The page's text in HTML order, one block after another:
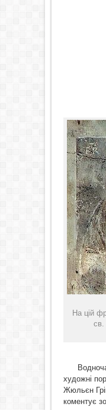
На цій
св.
художні
Жюльєн
коментує